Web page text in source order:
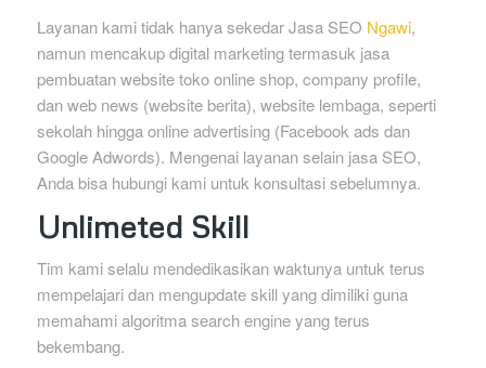
Layanan kami tidak hanya sekedar Jasa SEO Ngawi,
namun mencakup digital marketing termasuk jasa
pembuatan website toko online shop, company profile,
dan web news (website berita), website lembaga, seperti
sekolah hingga online advertising (Facebook ads dan
Google Adwords). Mengenai layanan selain jasa SEO,
Anda bisa hubungi kami untuk konsultasi sebelumnya.
Unlimeted Skill
Tim kami selalu mendedikasikan waktunya untuk terus
mempelajari dan mengupdate skill yang dimiliki guna
memahami algoritma search engine yang terus
bekembang.